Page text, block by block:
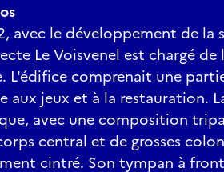
avec le développement de
Le Voisvenel est chargé
L'édifice comprenait une
aux jeux et à la restauration.
avec une composition
central et de grosses
cintré. Son tympan à